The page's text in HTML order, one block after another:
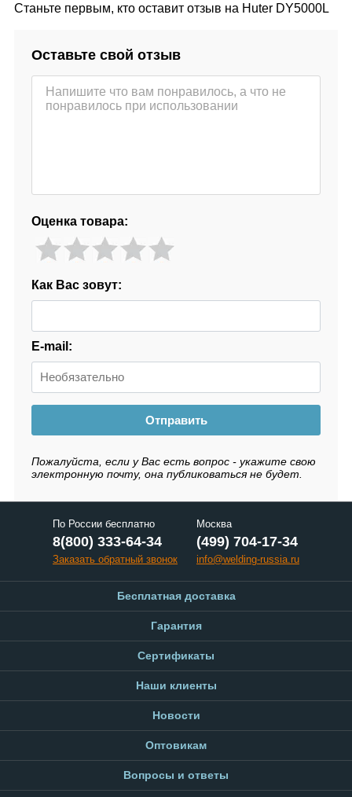
Станьте первым, кто оставит отзыв на Huter DY5000L
Оставьте свой отзыв
Оценка товара:
Как Вас зовут:
E-mail:
Отправить
Пожалуйста, если у Вас есть вопрос - укажите свою
электронную почту, она публиковаться не будет.
По России бесплатно
8(800) 333-64-34
Заказать обратный звонок
Москва
(499) 704-17-34
info@welding-russia.ru
Бесплатная доставка
Гарантия
Сертификаты
Наши клиенты
Новости
Оптовикам
Вопросы и ответы